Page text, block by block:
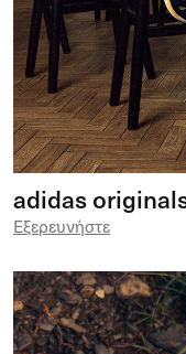
adidas
Εξερευνήστε